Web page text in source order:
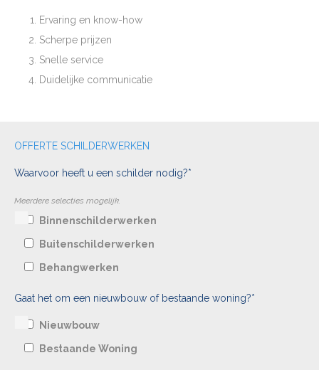
Ervaring en know-how
Scherpe prijzen
Snelle service
Duidelijke communicatie
OFFERTE SCHILDERWERKEN
Waarvoor heeft u een schilder nodig?*
Meerdere selecties mogelijk.
Binnenschilderwerken
Buitenschilderwerken
Behangwerken
Gaat het om een nieuwbouw of bestaande woning?*
Nieuwbouw
Bestaande Woning